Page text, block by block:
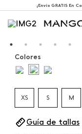
¡Envío GRATIS En
Colores
XS S M
Guía de tallas